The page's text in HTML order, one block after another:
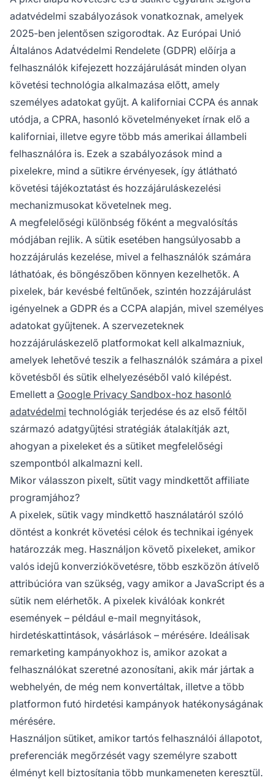
adatvédelmi szabályozások vonatkoznak, amelyek
2025-ben jelentősen szigorodtak. Az Európai Unió
Általános Adatvédelmi Rendelete (GDPR) előírja a
felhasználók kifejezett hozzájárulását minden olyan
követési technológia alkalmazása előtt, amely
személyes adatokat gyűjt. A kaliforniai CCPA és annak
utódja, a CPRA, hasonló követelményeket írnak elő a
kaliforniai, illetve egyre több más amerikai állambeli
felhasználóra is. Ezek a szabályozások mind a
pixelekre, mind a sütikre érvényesek, így átlátható
követési tájékoztatást és hozzájáruláskezelési
mechanizmusokat követelnek meg.
A megfelelőségi különbség főként a megvalósítás
módjában rejlik. A sütik esetében hangsúlyosabb a
hozzájárulás kezelése, mivel a felhasználók számára
láthatóak, és böngészőben könnyen kezelhetők. A
pixelek, bár kevésbé feltűnőek, szintén hozzájárulást
igényelnek a GDPR és a CCPA alapján, mivel személyes
adatokat gyűjtenek. A szervezeteknek
hozzájáruláskezelő platformokat kell alkalmazniuk,
amelyek lehetővé teszik a felhasználók számára a pixel
követésből és sütik elhelyezéséből való kilépést.
Emellett a Google Privacy Sandbox-hoz hasonló
adatvédelmi technológiák terjedése és az első féltől
származó adatgyűjtési stratégiák átalakítják azt,
ahogyan a pixeleket és a sütiket megfelelőségi
szempontból alkalmazni kell.
Mikor válasszon pixelt, sütit vagy mindkettőt affiliate
programjához?
A pixelek, sütik vagy mindkettő használatáról szóló
döntést a konkrét követési célok és technikai igények
határozzák meg. Használjon követő pixeleket, amikor
valós idejű konverziókövetésre, több eszközön átívelő
attribúcióra van szükség, vagy amikor a JavaScript és a
sütik nem elérhetők. A pixelek kiválóak konkrét
események – például e-mail megnyitások,
hirdetéskattintások, vásárlások – mérésére. Ideálisak
remarketing kampányokhoz is, amikor azokat a
felhasználókat szeretné azonosítani, akik már jártak a
webhelyén, de még nem konvertáltak, illetve a több
platformon futó hirdetési kampányok hatékonyságának
mérésére.
Használjon sütiket, amikor tartós felhasználói állapotot,
preferenciák megőrzését vagy személyre szabott
élményt kell biztosítania több munkameneten keresztül.